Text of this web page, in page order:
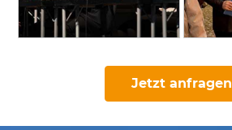
Jetzt anfragen